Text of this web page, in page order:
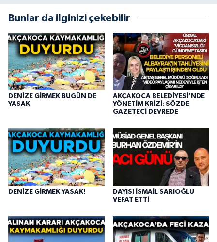
Bunlar da ilginizi çekebilir
DENİZE GİRMEK BUGÜN DE
YASAK
AKÇAKOCA BELEDİYESİ’NDE
YÖNETİM KRİZİ: SÖZDE
GAZETECİ DEVREDE
DENİZE GİRMEK YASAK!
DAYISI İSMAİL SARIOĞLU
VEFAT ETTİ